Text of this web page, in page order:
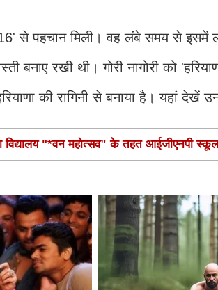
16' से पहचान मिली। वह लंबे समय से
बनाए रखी थी। गोरी नागोरी को
की रागिनी से बनाया है। यहां देखें
विद्यालय "*वन महोत्सव” के तहत आईजीएनपी स्कूल